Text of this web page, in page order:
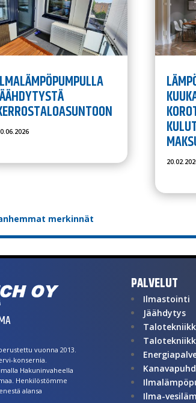
merkinnät
vuonna 2013.
konsernia.
Hakuninvaheella
Henkilöstömme
alansa
PALVELUT
Ilmastointi
Jäähdytys
Ilma-